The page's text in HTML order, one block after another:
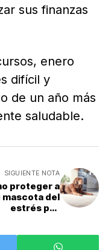
sus finanzas
enero
difícil y
de un año más
saludable.
SIGUIENTE NOTA
proteger a
mascota del
estrés por
temporada